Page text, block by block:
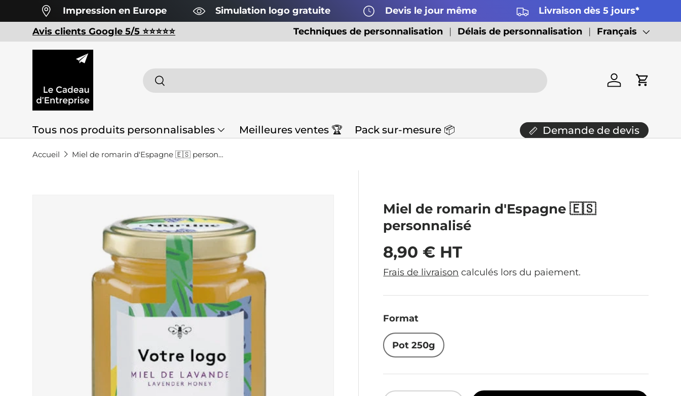
Aller au contenu
Impression en Europe Simulation logo gratuite Devis le jour même
Livraison dès 5 jours*
Avis clients Google 5/5 ⭐️⭐️⭐️⭐️⭐️
Techniques de personnalisation Délais de personnalisation Langue
Français
Recherche
Rechercher Se connecter
Panier
Tous nos produits personnalisables Meilleures ventes 🏆
Pack sur-mesure 📦
Made in Europe 🇪🇺
Éco-responsable 🌱
Demande de devis
Accueil Miel de romarin d'Espagne 🇪🇸 personnalisé
Passer aux informations produits
Miel de romarin d'Espagne 🇪🇸
personnalisé
Prix habituel
8,90 € HT
Frais de livraison calculés lors du paiement.
Format
Pot 250g